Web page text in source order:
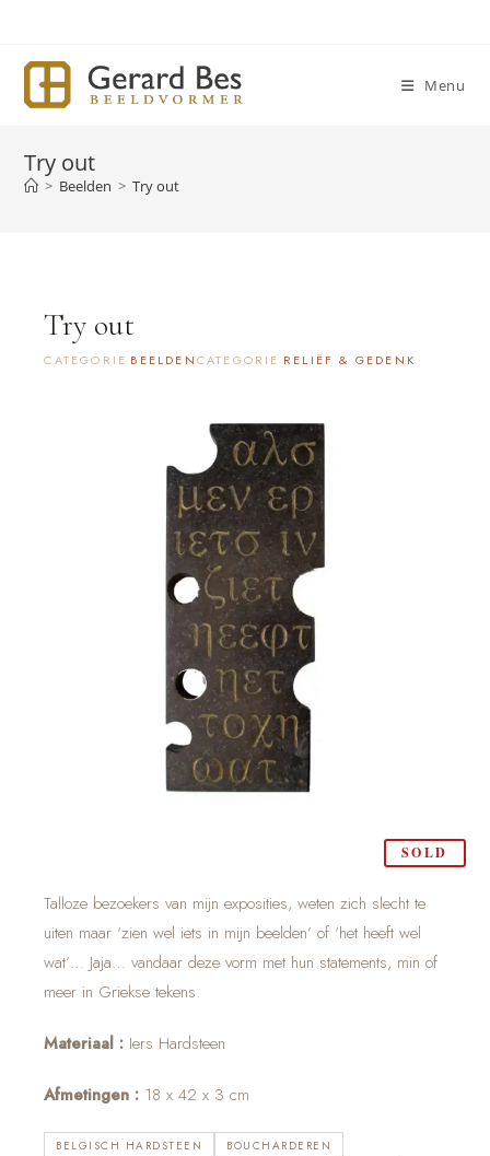
inhoud
Menu
Try out
> Beelden > Try out
Try out
CATEGORIE BEELDENCATEGORIE RELIËF & GEDENK
SOLD
Talloze bezoekers van mijn exposities, weten zich slecht te
uiten maar ‘zien wel iets in mijn beelden’ of ‘het heeft wel
wat’… Jaja… vandaar deze vorm met hun statements, min of
meer in Griekse tekens.
Materiaal : Iers Hardsteen
Afmetingen : 18 x 42 x 3 cm
BELGISCH HARDSTEEN
BOUCHARDEREN